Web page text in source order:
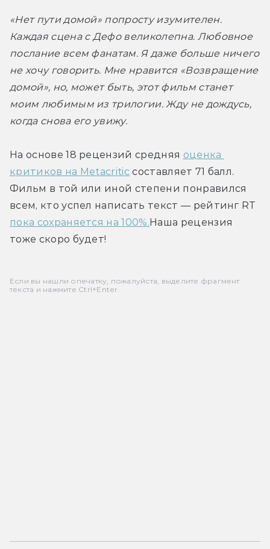
«Нет пути домой» попросту изумителен.
Каждая сцена с Дефо великолепна. Любовное
послание всем фанатам. Я даже больше ничего
не хочу говорить. Мне нравится «Возвращение
домой», но, может быть, этот фильм станет
моим любимым из трилогии. Жду не дождусь,
когда снова его увижу.
На основе 18 рецензий средняя оценка
критиков на Metacritic составляет 71 балл.
Фильм в той или иной степени понравился
пока сохраняется на 100%.Наша рецензия
тоже скоро будет!
Если вы нашли опечатку, пожалуйста, выделите фрагмент
текста и нажмите Ctrl+Enter.